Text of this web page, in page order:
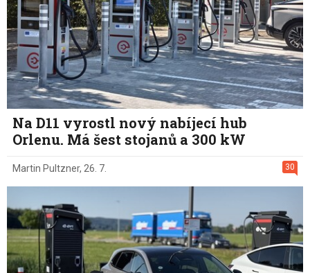
Na D11 vyrostl nový nabíjecí hub
Orlenu. Má šest stojanů a 300 kW
30
Martin Pultzner, 26. 7.